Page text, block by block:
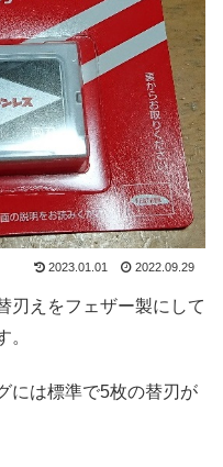
2023.01.01 2022.09.29
刃えをフェザー製にして
。
には標準で5枚の替刃が